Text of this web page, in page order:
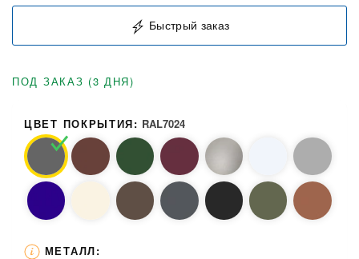
Быстрый заказ
ПОД ЗАКАЗ (3 ДНЯ)
ЦВЕТ ПОКРЫТИЯ: RAL7024
МЕТАЛЛ: